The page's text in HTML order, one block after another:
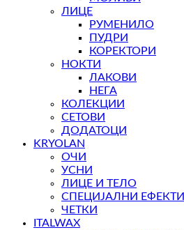
ЛИЦЕ
РУМЕНИЛО
ПУДРИ
КОРЕКТОРИ
НОКТИ
ЛАКОВИ
НЕГА
КОЛЕКЦИИ
СЕТОВИ
ДОДАТОЦИ
KRYOLAN
ОЧИ
УСНИ
ЛИЦЕ И ТЕЛО
СПЕЦИЈАЛНИ ЕФЕКТИ
ЧЕТКИ
ITALWAX